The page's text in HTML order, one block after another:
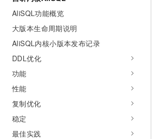
AliSQL功能概览
大版本生命周期说明
AliSQL内核小版本发布记录
DDL优化
功能
性能
复制优化
稳定
最佳实践
Serverless
开发工具
专有云